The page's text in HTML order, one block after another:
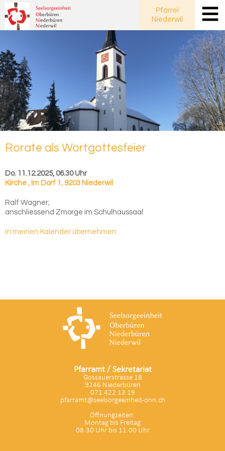
Pfarrei
Niederwil
Rora­te als Wort­got­tes­fei­er
Do. 11.12.2025, 06.30 Uhr
Kirche , Im Dorf 1, 9203 Niederwil
Ralf Wagner;
anschliessend Zmorge im Schulhaussaal
in meinen Kalender übernehmen
Pfarramt / Sekretariat
Gossauerstrasse 18
9246 Niederbüren
071 422 13 19
pfarramt@seelsorgeeinheit-onn.ch
Öffnungzeiten:
Montag bis Freitag
08.30 Uhr bis 11.00 Uhr